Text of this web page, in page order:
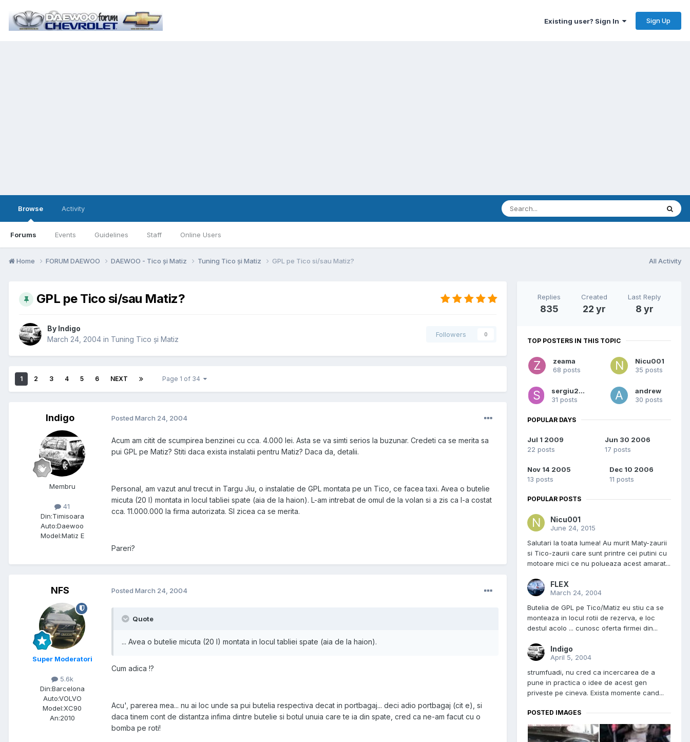
Existing user? Sign In Sign Up
Browse
Forums Events Guidelines Staff Online Users
Activity
All Activity
Home FORUM DAEWOO DAEWOO - Tico și Matiz Tuning Tico și Matiz GPL pe Tico si/sau Matiz?
GPL pe Tico si/sau Matiz?
By Indigo
March 24, 2004 in Tuning Tico și Matiz
Followers 0
1 2 3 4 5 6 NEXT Page 1 of 34
Indigo
Membru
41
Din:Timisoara
Auto:Daewoo
Model:Matiz E
Posted March 24, 2004
Acum am citit de scumpirea benzinei cu cca. 4.000 lei. Asta se va simti serios la buzunar. Credeti ca se merita sa
pui GPL pe Matiz? Stiti daca exista instalatii pentru Matiz? Daca da, detalii.
Personal, am vazut anul trecut in Targu Jiu, o instalatie de GPL montata pe un Tico, ce facea taxi. Avea o butelie
micuta (20 l) montata in locul tabliei spate (aia de la haion). L-am intrebat de omul de la volan si a zis ca l-a costat
cca. 11.000.000 la firma autorizata. SI zicea ca se merita.
Pareri?
NFS
Super Moderatori
5.6k
Din:Barcelona
Auto:VOLVO
Model:XC90
An:2010
Posted March 24, 2004
Quote
... Avea o butelie micuta (20 l) montata in locul tabliei spate (aia de la haion).
Cum adica !?
Acu', parerea mea... nu ai loc unde sa pui butelia respectiva decat in portbagaj... deci adio portbagaj (cit e), si
daca tinem cont de distantza infima dintre butelie si botul unuia care te ia din spate, cred ca ne-am facut cu o
bomba pe roti!
Replies
835
Created
22 yr
Last Reply
8 yr
TOP POSTERS IN THIS TOPIC
zeama
68 posts
Nicu001
35 posts
sergiu2010
31 posts
andrew
30 posts
POPULAR DAYS
Jul 1 2009
22 posts
Jun 30 2006
17 posts
Nov 14 2005
13 posts
Dec 10 2006
11 posts
POPULAR POSTS
Nicu001
June 24, 2015
Salutari la toata lumea! Au murit Maty-zaurii
si Tico-zaurii care sunt printre cei putini cu
motoare mici ce nu polueaza acest amarat...
FLEX
March 24, 2004
Butelia de GPL pe Tico/Matiz eu stiu ca se
monteaza in locul rotii de rezerva, e loc
destul acolo ... cunosc oferta firmei din...
Indigo
April 5, 2004
strumfuadi, nu cred ca incercarea de a
pune in practica o idee de acest gen
priveste pe cineva. Exista momente cand...
POSTED IMAGES